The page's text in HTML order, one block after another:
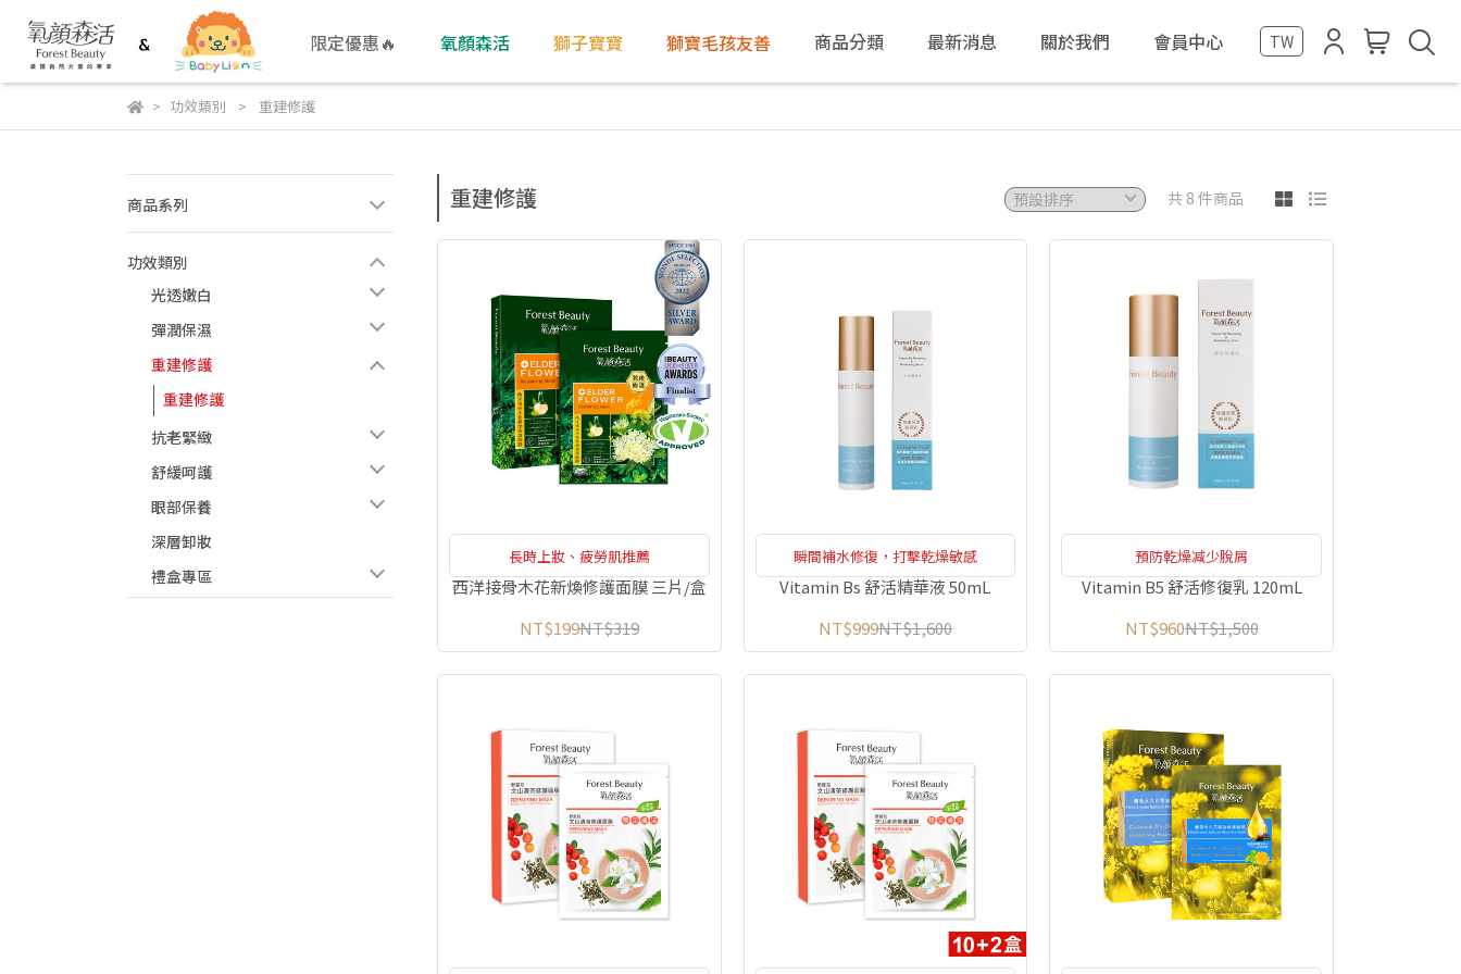
限定優惠🔥 氧顏森活 獅子寶寶 獅寶毛孩友善 商品分類 最新消息 關於我們 會員中心 TW
功效類別 重建修護
商品系列
功效類別
光透嫩白
彈潤保濕
重建修護
重建修護
抗老緊緻
舒緩呵護
眼部保養
深層卸妝
禮盒專區
重建修護 共 8 件商品
長時上妝、疲勞肌推薦
西洋接骨木花新煥修護面膜 三片/盒
NT$199NT$319
瞬間補水修復，打擊乾燥敏感
Vitamin Bs 舒活精華液 50mL
NT$999NT$1,600
預防乾燥减少脫屑
Vitamin B5 舒活修復乳 120mL
NT$960NT$1,500